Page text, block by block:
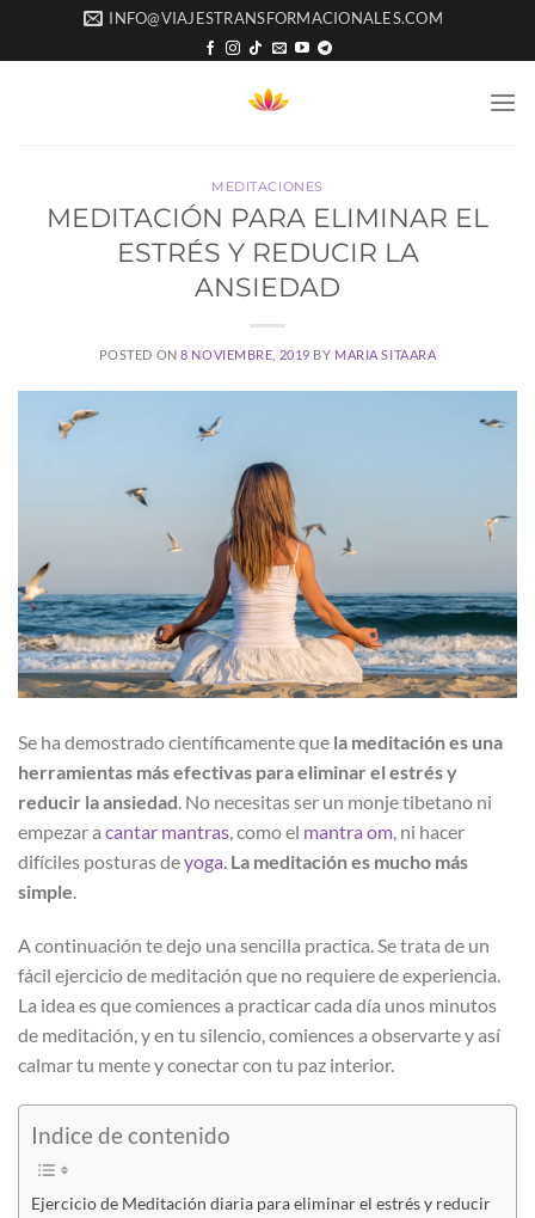
INFO@VIAJESTRANSFORMACIONALES.COM
MEDITACIONES
MEDITACIÓN PARA ELIMINAR EL
ESTRÉS Y REDUCIR LA
ANSIEDAD
POSTED ON8 NOVIEMBRE, 2019 BY MARIA SITAARA
Se ha demostrado científicamente que la meditación es una
herramientas más efectivas para eliminar el estrés y
reducir la ansiedad . No necesitas ser un monje tibetano ni
empezar a cantar mantras , como el mantra om , ni hacer
difíciles posturas deyoga La meditación es mucho más
simple
A continuación te dejo una sencilla practica. Se trata de un
fácil ejercicio de meditación que no requiere de experiencia.
La idea es que comiences a practicar cada día unos minutos
de meditación, y en tu silencio, comiences a observarte y así
calmar tu mente y conectar con tu paz interior.
Indice de contenido
Ejercicio de Meditación diaria para eliminar el estrés y reducir